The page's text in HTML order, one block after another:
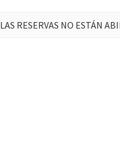
LAS RESERVAS NO ESTÁN